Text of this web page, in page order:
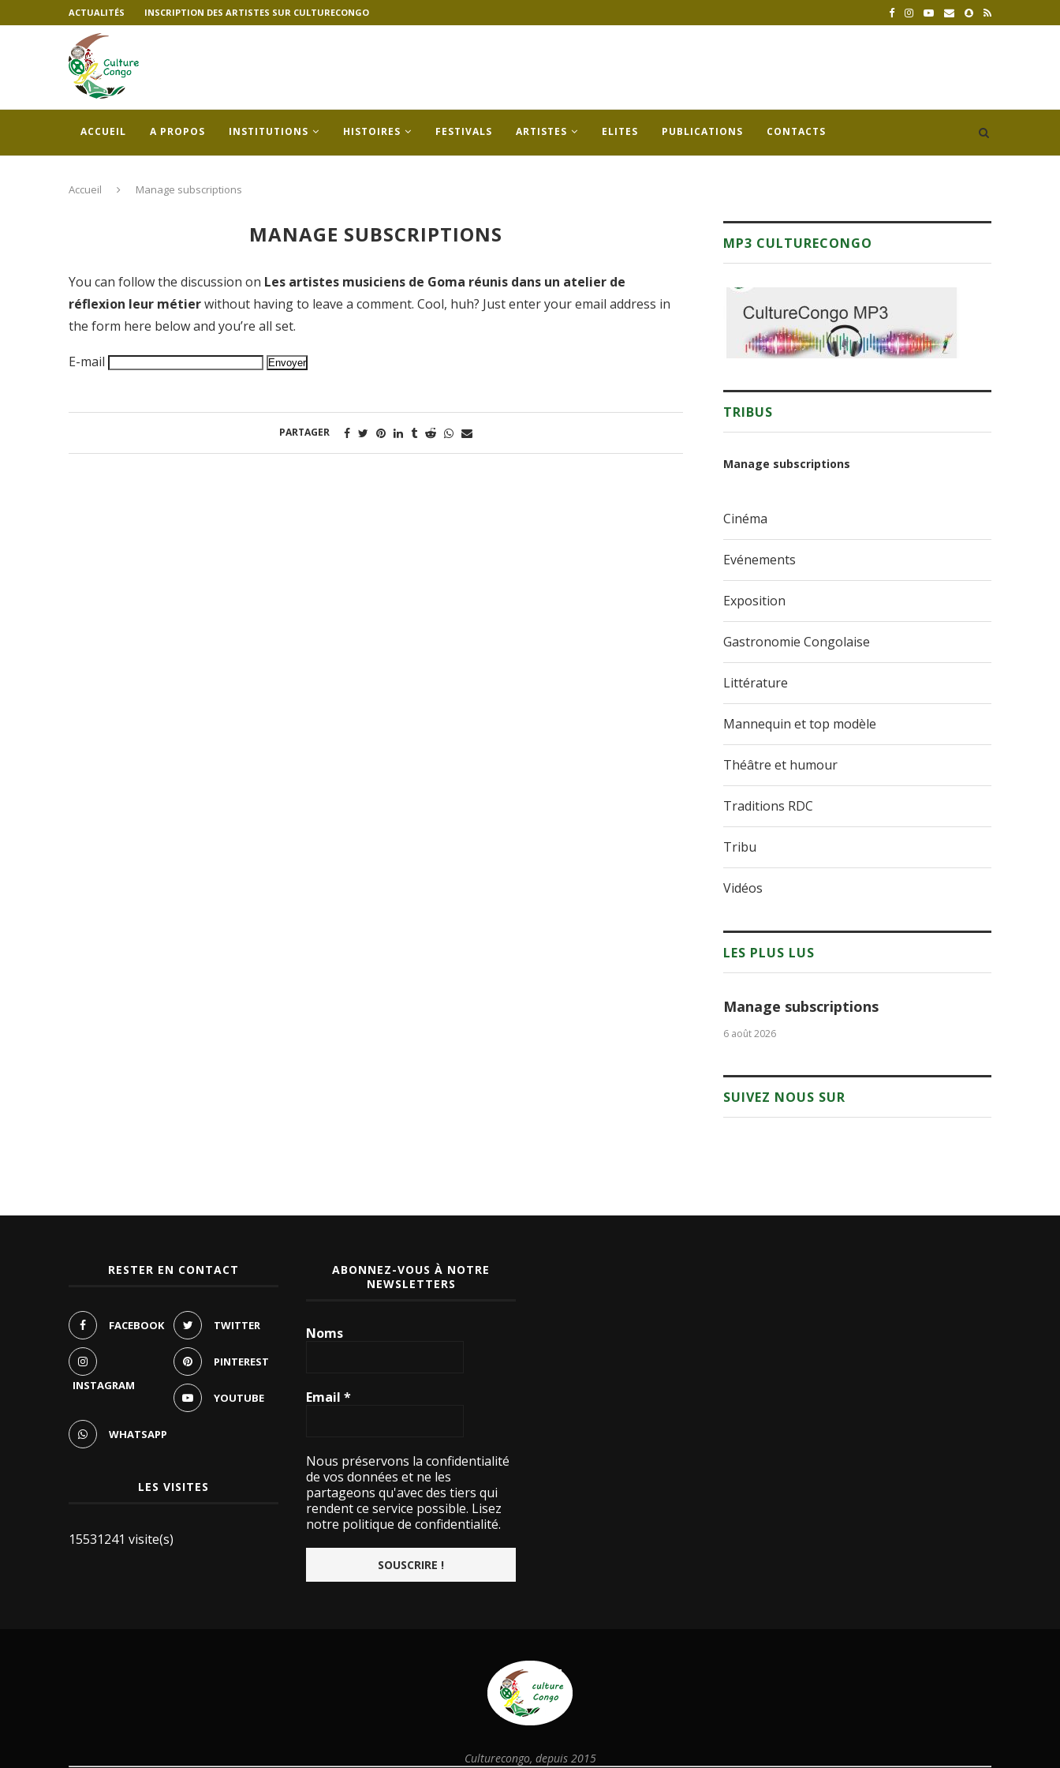
ACTUALITÉS INSCRIPTION DES ARTISTES SUR CULTURECONGO
ACCUEIL A PROPOS INSTITUTIONS HISTOIRES FESTIVALS ARTISTES ELITES PUBLICATIONS CONTACTS
Accueil Manage subscriptions
MANAGE SUBSCRIPTIONS
You can follow the discussion on Les artistes musiciens de Goma réunis dans un atelier de
réflexion leur métierwithout having to leave a comment. Cool, huh? Just enter your email address in
the form here below and you’re all set.
E-mail
PARTAGER
MP3 CULTURECONGO
TRIBUS
Manage subscriptions
Cinéma
Evénements
Exposition
Gastronomie Congolaise
Littérature
Mannequin et top modèle
Théâtre et humour
Traditions RDC
Tribu
Vidéos
LES PLUS LUS
Manage subscriptions
6 août 2026
SUIVEZ NOUS SUR
RESTER EN CONTACT
FACEBOOK TWITTER
INSTAGRAM
PINTEREST
YOUTUBE
WHATSAPP
LES VISITES
15531241 visite(s)
ABONNEZ-VOUS À NOTRE
NEWSLETTERS
Noms
Email*
Nous préservons la confidentialité
de vos données et ne les
partageons qu'avec des tiers qui
rendent ce service possible. Lisez
notre politique de confidentialité.
Culturecongo, depuis 2015